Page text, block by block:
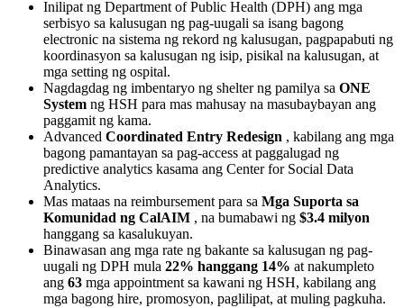
Inilipat ng Department of Public Health (DPH) ang mga
serbisyo sa kalusugan ng pag-uugali sa isang bagong
electronic na sistema ng rekord ng kalusugan, pagpapabuti ng
koordinasyon sa kalusugan ng isip, pisikal na kalusugan, at
mga setting ng ospital.
Nagdagdag ng imbentaryo ng shelter ng pamilya sa ONE
System ng HSH para mas mahusay na masubaybayan ang
paggamit ng kama.
Advanced Coordinated Entry Redesign , kabilang ang mga
bagong pamantayan sa pag-access at paggalugad ng
predictive analytics kasama ang Center for Social Data
Analytics.
Mas mataas na reimbursement para sa Mga Suporta sa
Komunidad ng CalAIM , na bumabawi ng $3.4 milyon
hanggang sa kasalukuyan.
Binawasan ang mga rate ng bakante sa kalusugan ng pag-
uugali ng DPH mula 22% hanggang 14% at nakumpleto
ang 63 mga appointment sa kawani ng HSH, kabilang ang
mga bagong hire, promosyon, paglilipat, at muling pagkuha.